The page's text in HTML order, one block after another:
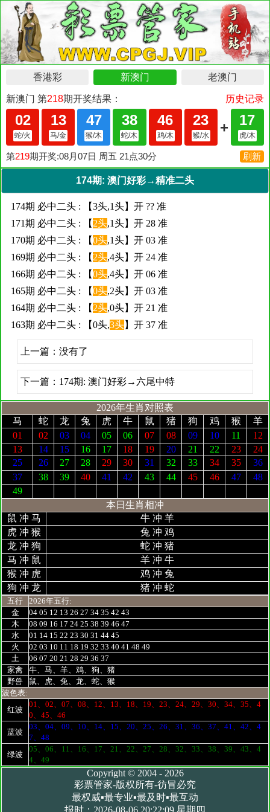
174期: 澳门好彩→精准二头
174期 必中二头 : 【3头,1头】开 ?? 准
171期 必中二头 : 【 2头,1头】开 28 准
170期 必中二头 : 【0头,1头】开 03 准
169期 必中二头 : 【 2头,4头】开 24 准
166期 必中二头 : 【0头,4头】开 06 准
165期 必中二头 : 【0头,2头】开 03 准
164期 必中二头 : 【 2头,0头】开 21 准
163期 必中二头 : 【0头,3头】开 37 准
上一篇：没有了
下一篇： 174期: 澳门好彩→六尾中特
2026年生肖对照表
马
蛇 龙 兔 虎 牛 鼠 猪 狗 鸡 猴
羊
01
02 03 04 05 06 07 08 09 10 11
12
13
14 15 16 17 18 19 20 21 22 23
24
25
26 27 28 29 30 31 32 33 34 35
36
37
38 39 40 41 42 43 44 45 46 47
48
49
本日生肖相冲
鼠 冲 马
牛 冲 羊
虎 冲 猴
兔 冲 鸡
龙 冲 狗
蛇 冲 猪
马 冲 鼠
羊 冲 牛
猴 冲 虎
鸡 冲 兔
狗 冲 龙
猪 冲 蛇
五行
2026年五行:
金
04 05 12 13 26 27 34 35 42 43
木
08 09 16 17 24 25 38 39 46 47
水
01 14 15 22 23 30 31 44 45
火
02 03 10 11 18 19 32 33 40 41 48 49
土
06 07 20 21 28 29 36 37
家禽
牛、马、羊、鸡、狗、猪
野兽
鼠、虎、兔、龙、蛇、猴
波色表:
红波
01、02、07、08、12、13、18、19、23、24、29、30、34、35、4
0、45、46
蓝波
03、04、09、10、14、15、20、25、26、31、36、37、41、42、4
7、48
绿波
05、06、11、16、17、21、22、27、28、32、33、38、39、43、4
4、49
Copyright © 2004 - 2026
彩票管家-版权所有-彷冒必究
最权威▪最专业▪最及时▪最互动
报时：2026-08-06 20:22:09 星期四